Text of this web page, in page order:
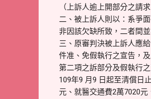
（上訴人逾上開部分之請
二、被上訴人則以：系爭
非因該欠缺所致，二者間
三、原審判決被上訴人應
件准、免假執行之宣告，
第二項之訴部分及假執行
109年9 月9 日起至清償日
元、就醫交通費2萬7020